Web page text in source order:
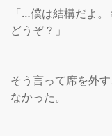
「…僕は結構だよ
どうぞ？」
そう言って席を外
なかった。